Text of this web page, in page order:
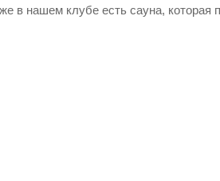
в нашем клубе есть сауна,